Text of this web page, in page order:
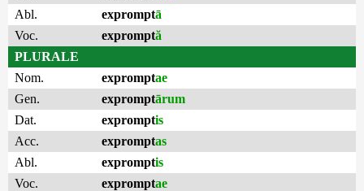
Abl.
expromptā
Voc.
expromptă
PLURALE
Nom.
expromptae
Gen.
expromptārum
Dat.
expromptis
Acc.
expromptas
Abl.
expromptis
Voc.
expromptae